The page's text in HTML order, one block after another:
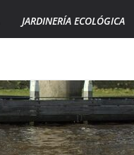
JARDINERÍA ECOLÓGICA